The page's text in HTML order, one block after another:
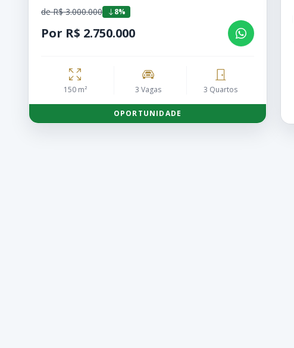
de R$ 3.000.000 8%
Por R$ 2.750.000
150 m² 3 Vagas 3 Quartos
OPORTUNIDADE